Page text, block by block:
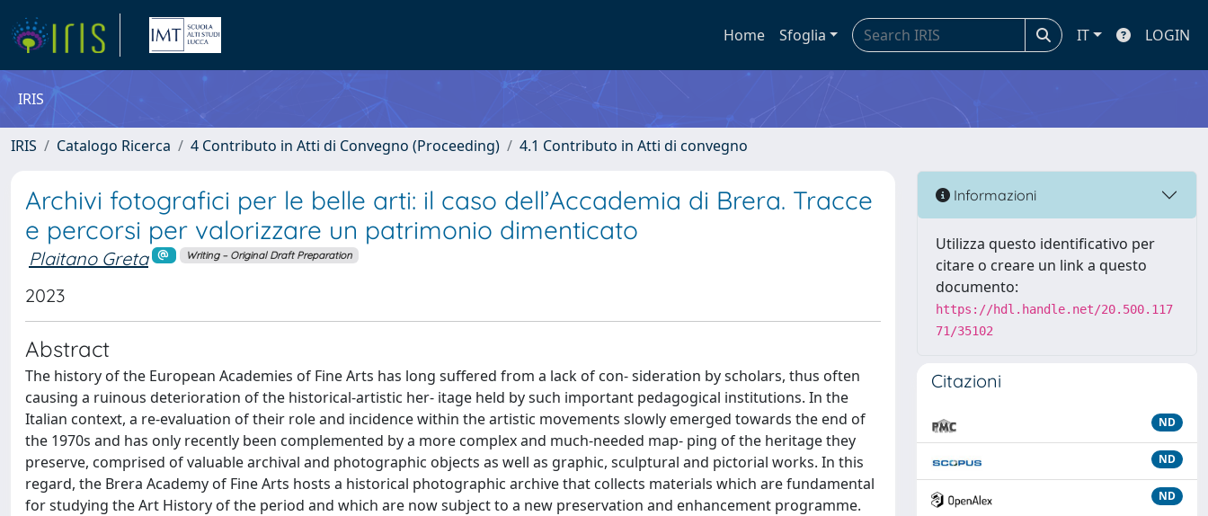
Home Sfoglia IT LOGIN
IRIS
IRIS Catalogo Ricerca 4 Contributo in Atti di Convegno (Proceeding) 4.1 Contributo in Atti di convegno
Archivi fotografici per le belle arti: il caso dell’Accademia di Brera. Tracce
e percorsi per valorizzare un patrimonio dimenticato
Plaitano Greta Writing – Original Draft Preparation
2023
Abstract
The history of the European Academies of Fine Arts has long suffered from a lack of con- sideration by scholars, thus often
causing a ruinous deterioration of the historical-artistic her- itage held by such important pedagogical institutions. In the
Italian context, a re-evaluation of their role and incidence within the artistic movements slowly emerged towards the end of
the 1970s and has only recently been complemented by a more complex and much-needed map- ping of the heritage they
preserve, comprised of valuable archival and photographic objects as well as graphic, sculptural and pictorial works. In this
regard, the Brera Academy of Fine Arts hosts a historical photographic archive that collects materials which are fundamental
for studying the Art History of the period and which are now subject to a new preservation and enhancement programme.
Informazioni
Utilizza questo identificativo per
citare o creare un link a questo
documento:
https://hdl.handle.net/20.500.117
71/35102
Citazioni
ND
ND
ND